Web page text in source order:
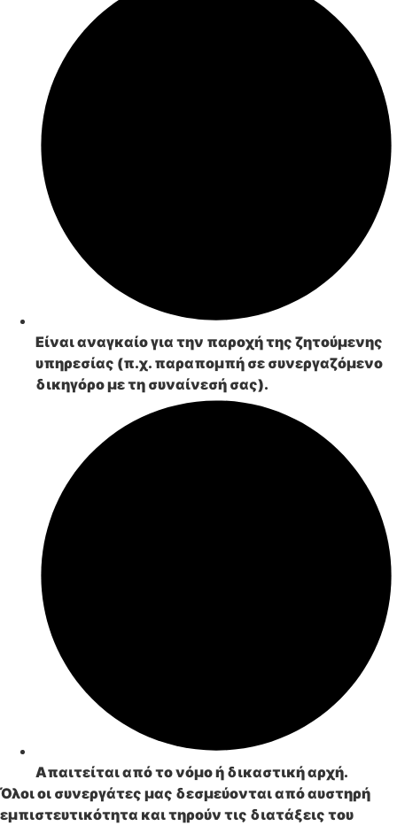
Είναι αναγκαίο για την παροχή της ζητούμενης
υπηρεσίας (π.χ. παραπομπή σε συνεργαζόμενο
δικηγόρο με τη συναίνεσή σας).
Απαιτείται από τονόμοή δικαστική αρχή.
Όλοι οι συνεργάτες μας δεσμεύονται από αυστηρή
εμπιστευτικότητα και τηρούν τις διατάξεις του